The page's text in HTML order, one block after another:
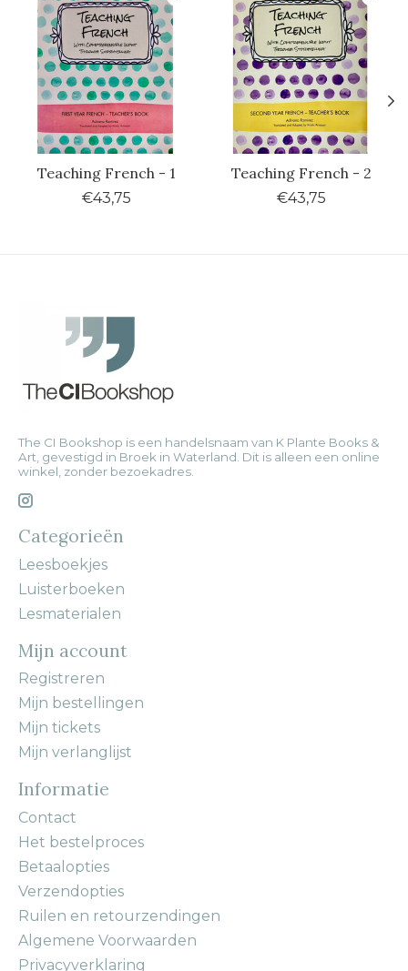
Teaching French - 1
€43,75
Teaching French - 2
€43,75
The CI Bookshop is een handelsnaam van K Plante Books &
Art, gevestigd in Broek in Waterland. Dit is alleen een online
winkel, zonder bezoekadres.
Categorieën
Leesboekjes
Luisterboeken
Lesmaterialen
Mijn account
Registreren
Mijn bestellingen
Mijn tickets
Mijn verlanglijst
Informatie
Contact
Het bestelproces
Betaalopties
Verzendopties
Ruilen en retourzendingen
Algemene Voorwaarden
Privacyverklaring